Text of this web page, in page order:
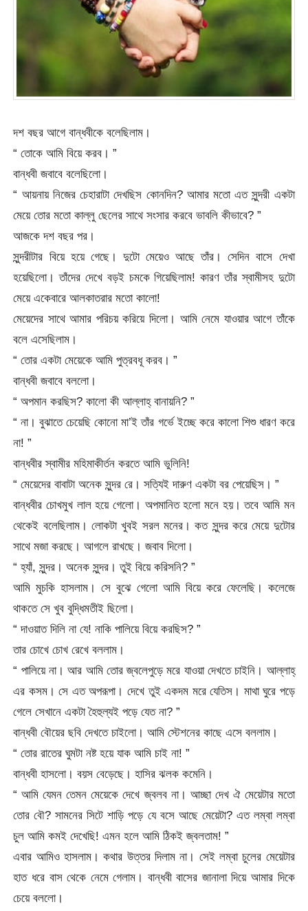
দশ বছর আগে বান্ধবীকে বলেছিলাম।
“ তোকে আমি বিয়ে করব। ”
বান্ধবী জবাবে বলেছিলো।
“ আয়নায় নিজের চেহারাটা দেখছিস কোনদিন? আমার মতো এত সুন্দরী একটা
মেয়ে তোর মতো কাল্লু ছেলের সাথে সংসার করবে ভাবলি কীভাবে? ”
আজকে দশ বছর পর।
সুন্দরীটার বিয়ে হয়ে গেছে। দুটো মেয়েও আছে তাঁর। সেদিন বাসে দেখা
হয়েছিলো। তাঁদের দেখে বড়ই চমকে গিয়েছিলাম! কারণ তাঁর স্বামীসহ দুটো
মেয়ে একেবারে আলকাতরার মতো কালো!
মেয়েদের সাথে আমার পরিচয় করিয়ে দিলো। আমি নেমে যাওয়ার আগে তাঁকে
বলে এসেছিলাম।
“ তোর একটা মেয়েকে আমি পুত্রবধূ করব। ”
বান্ধবী জবাবে বললো।
“ অপমান করছিস? কালো কী আল্লাহ্ বানায়নি? ”
“ না। বুঝাতে চেয়েছি কোনো মা’ই তাঁর গর্ভে ইচ্ছে করে কালো শিশু ধারণ করে
না! ”
বান্ধবীর স্বামীর মহিমাকীর্তন করতে আমি ভুলিনি!
“ মেয়েদের বাবাটা অনেক সুন্দর রে। সত্যিই দারুণ একটা বর পেয়েছিস। ”
বান্ধবীর চোখমুখ লাল হয়ে গেলো। অপমানিত হলো মনে হয়। তবে আমি মন
থেকেই বলেছিলাম। লোকটা খুবই সরল মনের। কত সুন্দর করে মেয়ে দুটোর
সাথে মজা করছে। আগলে রাখছে। জবাব দিলো।
“ হ্যাঁ, সুন্দর। অনেক সুন্দর। তুই বিয়ে করিসনি? ”
আমি মুচকি হাসলাম। সে বুঝে গেলো আমি বিয়ে করে ফেলেছি। কলেজে
থাকতে সে খুব বুদ্ধিমতীই ছিলো।
“ দাওয়াত দিলি না যে! নাকি পালিয়ে বিয়ে করছিস? ”
তার চোখে চোখ রেখে বললাম।
“ পালিয়ে না। আর আমি তোর জ্বলেপুড়ে মরে যাওয়া দেখতে চাইনি। আল্লাহ্
এর কসম। সে এত অপরূপা। দেখে তুই একদম মরে যেতিস। মাথা ঘুরে পড়ে
গেলে সেখানে একটা হৈহুল্যই পড়ে যেত না? ”
বান্ধবী বৌয়ের ছবি দেখতে চাইলো। আমি স্টেশনের কাছে এসে বললাম।
“ তোর রাতের ঘুমটা নষ্ট হয়ে যাক আমি চাই না! ”
বান্ধবী হাসলো। বয়স বেড়েছে। হাসির ঝলক কমেনি।
“ আমি যেমন তেমন মেয়েকে দেখে জ্বলব না। আচ্ছা দেখ ঐ মেয়েটার মতো
তোর বৌ? সামনের সিটে শাড়ি পড়ে যে বসে আছে মেয়েটা? এত লম্বা লম্বা
চুল আমি কমই দেখেছি! এমন হলে আমি ঠিকই জ্বলতাম! ”
এবার আমিও হাসলাম। কথার উত্তর দিলাম না। সেই লম্বা চুলের মেয়েটার
হাত ধরে বাস থেকে নেমে গেলাম। বান্ধবী বাসের জানালা দিয়ে আমার দিকে
চেয়ে বললো।